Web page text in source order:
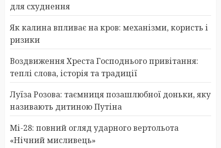
для схуднення
Як калина впливає на кров: механізми, користь і
ризики
Воздвиження Хреста Господнього привітання:
теплі слова, історія та традиції
Луїза Розова: таємниця позашлюбної доньки, яку
називають дитиною Путіна
Мі-28: повний огляд ударного вертольота
«Нічний мисливець»